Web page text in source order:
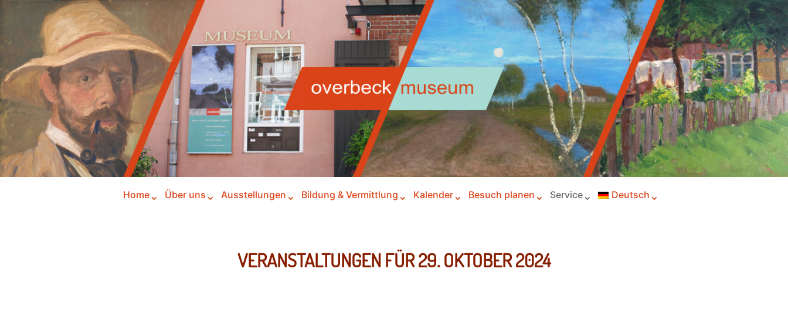
Home Über uns Ausstellungen Bildung & Vermittlung Kalender Besuch planen Service Deutsch
VERANSTALTUNGEN FÜR 29. OKTOBER 2024